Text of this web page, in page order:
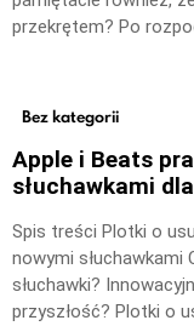
przekrętem? Po
Bez kategorii
Apple i Beats
słuchawkami
Spis treści Plotki o
nowymi słuchawkami
słuchawki?
przyszłość? Plotki o